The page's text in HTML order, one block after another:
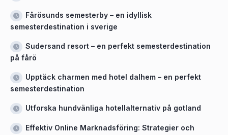
Fårösunds semesterby – en idyllisk
semesterdestination i sverige
Sudersand resort – en perfekt semesterdestination
på fårö
Upptäck charmen med hotel dalhem – en perfekt
semesterdestination
Utforska hundvänliga hotellalternativ på gotland
Effektiv Online Marknadsföring: Strategier och